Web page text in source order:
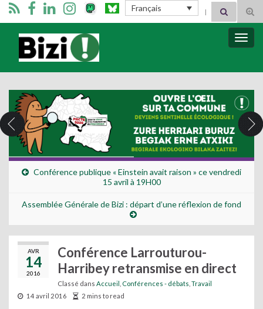
Français Search for:
Bizimugi
Conférence publique « Einstein avait raison » ce vendredi
15 avril à 19H00
Assemblée Générale de Bizi : départ d’une réflexion de fond
AVR
14
2016
Conférence Larrouturou-
Harribey retransmise en direct
Classé dans Accueil Conférences - débats Travail
14 avril 2016
2 mins to read